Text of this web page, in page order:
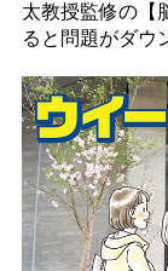
太教授監修の
ると問題がダウ